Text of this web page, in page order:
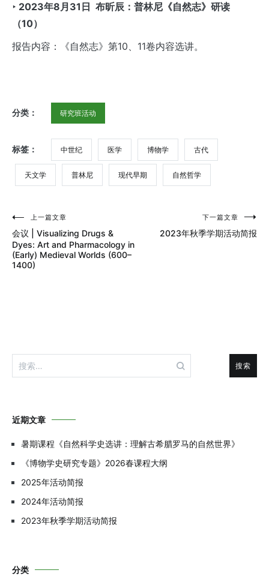
‣ 2023年8月31 日 布昕辰 ：普林尼《自然志》研读
（10）
报告内容：《自然志》第10、11卷内容选讲。
分类： 研究班活动
标签： 中世纪 医学 博物学 古代
天文学 普林尼 现代早期 自然哲学
文
章
导
上一篇文章
会议 | Visualizing Drugs &
Dyes: Art and Pharmacology in
(Early) Medieval Worlds (600–
1400)
下一篇文章
2023年秋季学期活动简报
搜
索：
近期文章
暑期课程《自然科学史选讲：理解古希腊罗马的自然世界》
《博物学史研究专题》2026春课程大纲
2025年活动简报
2024年活动简报
2023年秋季学期活动简报
分类